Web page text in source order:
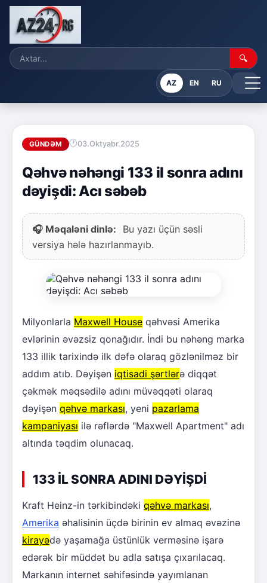
🔍
AZ EN RU
GÜNDƏM 03.Oktyabr.2025
Qəhvə nəhəngi 133 il sonra adını
dəyişdi: Acı səbəb
🎧 Məqaləni dinlə:
Bu yazı üçün səsli
versiya hələ hazırlanmayıb.
Milyonlarla Maxwell House qəhvəsi Amerika
evlərinin əvəzsiz qonağıdır. İndi bu nəhəng marka
133 illik tarixində ilk dəfə olaraq gözlənilməz bir
addım atıb. Dəyişən iqtisadi şərtlərə diqqət
çəkmək məqsədilə adını müvəqqəti olaraq
dəyişən qəhvə markası, yeni pazarlama
kampaniyası ilə rəflərdə "Maxwell Apartment" adı
altında təqdim olunacaq.
133 İL SONRA ADINI DƏYİŞDİ
Kraft Heinz-in tərkibindəki qəhvə markası,
Amerika əhalisinin üçdə birinin ev almaq əvəzinə
kirayədə yaşamağa üstünlük verməsinə işarə
edərək bir müddət bu adla satışa çıxarılacaq.
Markanın internet səhifəsində yayımlanan